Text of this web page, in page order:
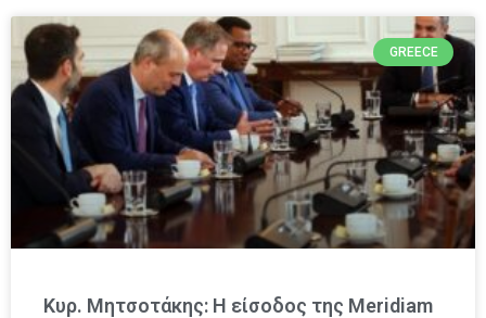
GREECE
Κυρ. Μητσοτάκης: Η είσοδος της Meridiam